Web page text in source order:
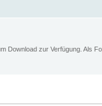
Download zur Verfügung. Als